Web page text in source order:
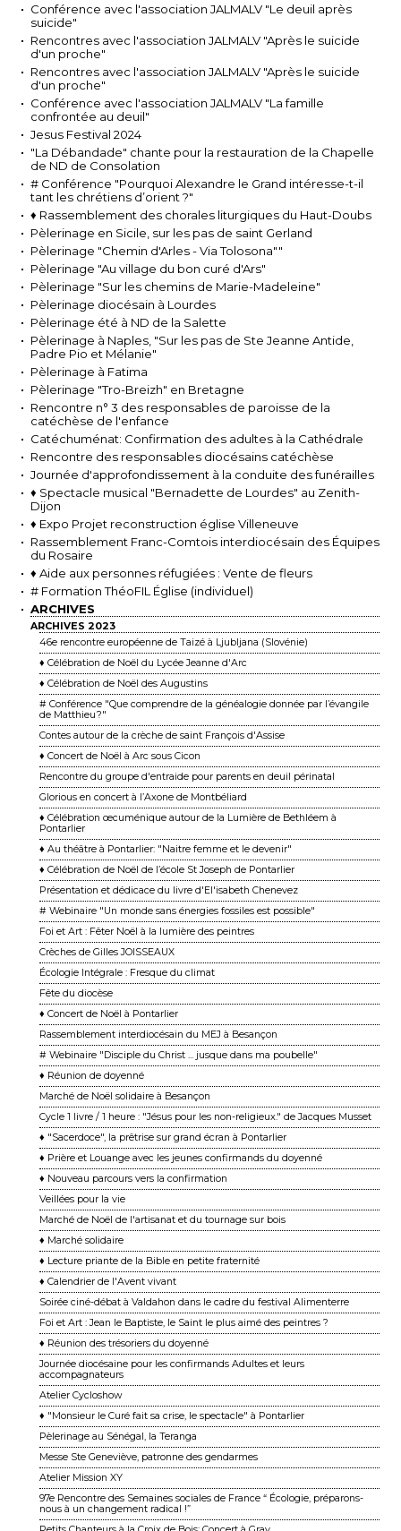
Conférence avec l'association JALMALV "Le deuil après
suicide"
Rencontres avec l'association JALMALV "Après le suicide
d'un proche"
Rencontres avec l'association JALMALV "Après le suicide
d'un proche"
Conférence avec l'association JALMALV "La famille
confrontée au deuil"
Jesus Festival 2024
"La Débandade" chante pour la restauration de la Chapelle
de ND de Consolation
# Conférence "Pourquoi Alexandre le Grand intéresse-t-il
tant les chrétiens d’orient ?"
♦ Rassemblement des chorales liturgiques du Haut-Doubs
Pèlerinage en Sicile, sur les pas de saint Gerland
Pèlerinage "Chemin d'Arles - Via Tolosona""
Pèlerinage "Au village du bon curé d'Ars"
Pèlerinage "Sur les chemins de Marie-Madeleine"
Pèlerinage diocésain à Lourdes
Pèlerinage été à ND de la Salette
Pèlerinage à Naples, "Sur les pas de Ste Jeanne Antide,
Padre Pio et Mélanie"
Pèlerinage à Fatima
Pèlerinage "Tro-Breizh" en Bretagne
Rencontre n° 3 des responsables de paroisse de la
catéchèse de l'enfance
Catéchuménat: Confirmation des adultes à la Cathédrale
Rencontre des responsables diocésains catéchèse
Journée d'approfondissement à la conduite des funérailles
♦ Spectacle musical "Bernadette de Lourdes" au Zenith-
Dijon
♦ Expo Projet reconstruction église Villeneuve
Rassemblement Franc-Comtois interdiocésain des Équipes
du Rosaire
♦ Aide aux personnes réfugiées : Vente de fleurs
# Formation ThéoFIL Église (individuel)
ARCHIVES
ARCHIVES 2023
46e rencontre européenne de Taizé à Ljubljana (Slovénie)
♦ Célébration de Noël du Lycée Jeanne d'Arc
♦ Célébration de Noël des Augustins
# Conférence "Que comprendre de la généalogie donnée par l’évangile
de Matthieu ?"
Contes autour de la crèche de saint François d'Assise
♦ Concert de Noël à Arc sous Cicon
Rencontre du groupe d'entraide pour parents en deuil périnatal
Glorious en concert à l’Axone de Montbéliard
♦ Célébration œcuménique autour de la Lumière de Bethléem à
Pontarlier
♦ Au théâtre à Pontarlier: "Naitre femme et le devenir"
♦ Célébration de Noël de l’école St Joseph de Pontarlier
Présentation et dédicace du livre d'El'isabeth Chenevez
# Webinaire "Un monde sans énergies fossiles est possible"
Foi et Art : Fêter Noël à la lumière des peintres
Crèches de Gilles JOISSEAUX
Écologie Intégrale : Fresque du climat
Fête du diocèse
♦ Concert de Noël à Pontarlier
Rassemblement interdiocésain du MEJ à Besançon
# Webinaire "Disciple du Christ ... jusque dans ma poubelle"
♦ Réunion de doyenné
Marché de Noël solidaire à Besançon
Cycle 1 livre / 1 heure : "Jésus pour les non-religieux." de Jacques Musset
♦ "Sacerdoce", la prêtrise sur grand écran à Pontarlier
♦ Prière et Louange avec les jeunes confirmands du doyenné
♦ Nouveau parcours vers la confirmation
Veillées pour la vie
Marché de Noël de l'artisanat et du tournage sur bois
♦ Marché solidaire
♦ Lecture priante de la Bible en petite fraternité
♦ Calendrier de l'Avent vivant
Soirée ciné-débat à Valdahon dans le cadre du festival Alimenterre
Foi et Art : Jean le Baptiste, le Saint le plus aimé des peintres ?
♦ Réunion des trésoriers du doyenné
Journée diocésaine pour les confirmands Adultes et leurs
accompagnateurs
Atelier Cycloshow
♦ "Monsieur le Curé fait sa crise, le spectacle" à Pontarlier
Pèlerinage au Sénégal, la Teranga
Messe Ste Geneviève, patronne des gendarmes
Atelier Mission XY
97e Rencontre des Semaines sociales de France “ Écologie, préparons-
nous à un changement ra dical !”